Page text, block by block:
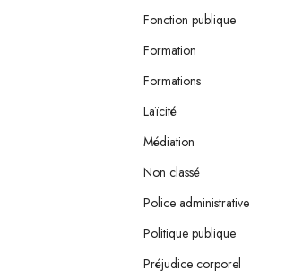
Fonction publique
Formation
Formations
Laïcité
Médiation
Non classé
Police administrative
Politique publique
Préjudice corporel